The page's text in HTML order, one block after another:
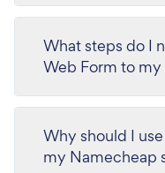
What steps do I
Web Form to
Why should I
my Namecheap